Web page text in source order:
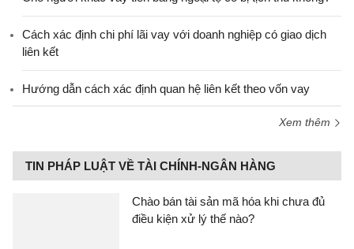
Cách xác định chi phí lãi vay với doanh nghiệp có giao dịch
liên kết
Hướng dẫn cách xác định quan hệ liên kết theo vốn vay
Xem thêm
TIN PHÁP LUẬT VỀ TÀI CHÍNH-NGÂN HÀNG
Chào bán tài sản mã hóa khi chưa đủ
điều kiện xử lý thế nào?